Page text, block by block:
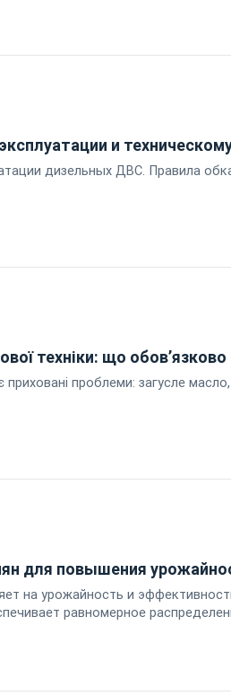
и
дизельных ДВС. Правила
техніки: що
проблеми: загусле
для повышения
на урожайность и
равномерное